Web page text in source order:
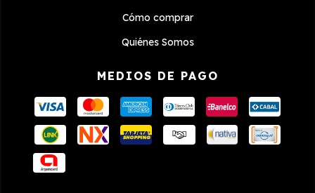
Cómo comprar
Quiénes Somos
MEDIOS DE PAGO